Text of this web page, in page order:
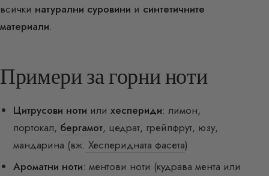
всички натурални суровини и синтетичните
материали.
Примери за горни ноти
Цитрусови ноти илихеспериди: лимон,
портокал, бергамот, цедрат, грейпфрут, юзу,
мандарина (вж. Хесперидната фасета)
Ароматни ноти: ментови ноти (кудрава мента или